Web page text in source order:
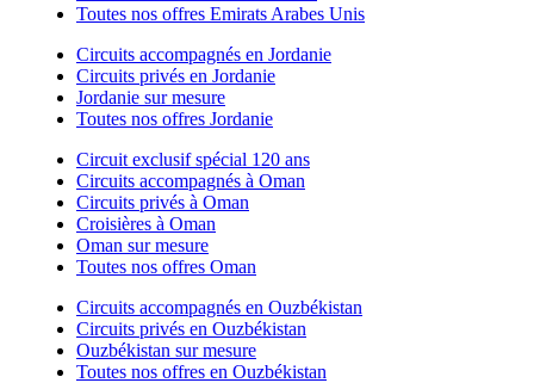
Toutes nos offres Emirats Arabes Unis
Circuits accompagnés en Jordanie
Circuits privés en Jordanie
Jordanie sur mesure
Toutes nos offres Jordanie
Circuit exclusif spécial 120 ans
Circuits accompagnés à Oman
Circuits privés à Oman
Croisières à Oman
Oman sur mesure
Toutes nos offres Oman
Circuits accompagnés en Ouzbékistan
Circuits privés en Ouzbékistan
Ouzbékistan sur mesure
Toutes nos offres en Ouzbékistan